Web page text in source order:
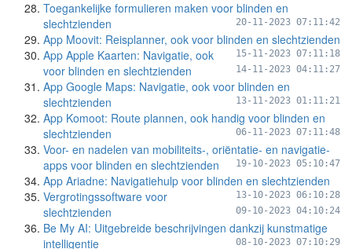
Toegankelijke formulieren maken voor blinden en
slechtzienden
20-11-2023 07:11:42
App Moovit: Reisplanner, ook voor blinden en slechtzienden
15-11-2023 07:11:18
App Apple Kaarten: Navigatie, ook
voor blinden en slechtzienden
14-11-2023 04:11:27
App Google Maps: Navigatie, ook voor blinden en
slechtzienden
13-11-2023 01:11:21
App Komoot: Route plannen, ook handig voor blinden en
slechtzienden
06-11-2023 07:11:48
Voor- en nadelen van mobiliteits-, oriëntatie- en navigatie-
apps voor blinden en slechtzienden
19-10-2023 05:10:47
App Ariadne: Navigatiehulp voor blinden en slechtzienden
13-10-2023 06:10:28
Vergrotingssoftware voor
slechtzienden
09-10-2023 04:10:24
Be My AI: Uitgebreide beschrijvingen dankzij kunstmatige
intelligentie
08-10-2023 07:10:29